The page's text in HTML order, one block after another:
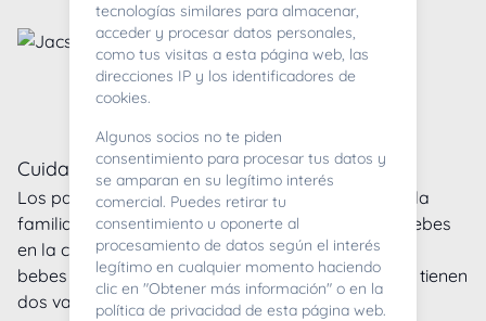
Cuidados y entorno
Los padres viven con nosotros y son uno más de la
familia, los bebes estan en una habitación para bebes
en la cual dormimos con ellos todo el tiempo. Los
bebes se crian con todos nuestros perros una vez tienen
dos vacunas.
tecnologías similares para almacenar,
acceder y procesar datos personales,
como tus visitas a esta página web, las
direcciones IP y los identificadores de
cookies.
Algunos socios no te piden
consentimiento para procesar tus datos y
se amparan en su legítimo interés
comercial. Puedes retirar tu
consentimiento u oponerte al
procesamiento de datos según el interés
legítimo en cualquier momento haciendo
clic en "Obtener más información" o en la
política de privacidad de esta página web.